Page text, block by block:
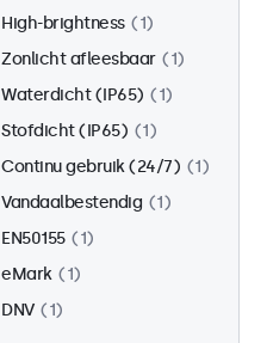
High-brightness
1
Zonlicht afleesbaar
1
Waterdicht (IP65)
1
Stofdicht (IP65)
1
Continu gebruik (24/7)
1
Vandaalbestendig
1
EN50155
1
eMark
1
DNV
1